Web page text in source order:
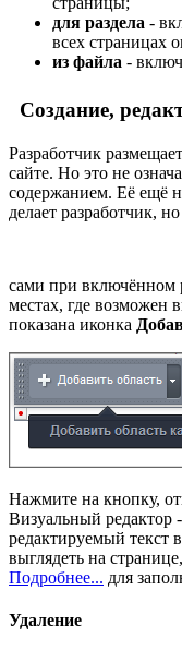
для раздела -
всех страницах
из файла -
Создание,
Разработчик
сайте. Но это не
содержанием. Её ещё
делает разработчик,
сами при включённом
местах, где возможен
показана иконка
Нажмите на кнопку,
Визуальный редактор
редактируемый текст
выглядеть на
Подробнее... для
Удаление